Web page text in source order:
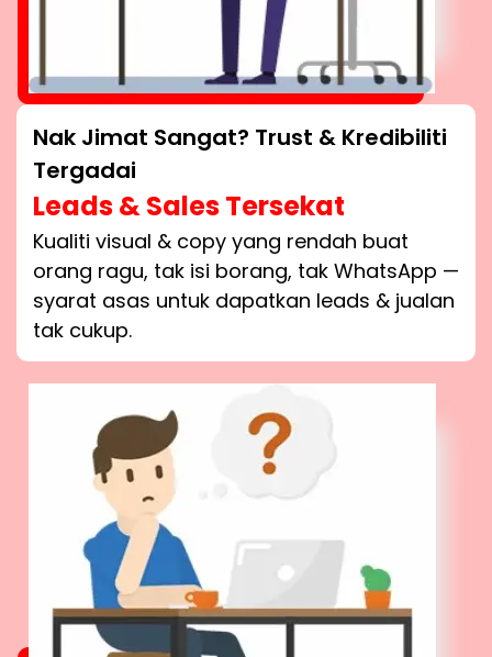
Nak Jimat Sangat? Trust & Kredibiliti
Tergadai
Leads & Sales Tersekat
Kualiti visual & copy yang rendah buat
orang ragu, tak isi borang, tak WhatsApp —
syarat asas untuk dapatkan leads & jualan
tak cukup.